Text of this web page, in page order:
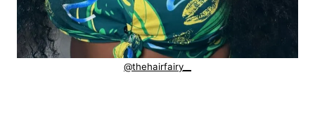
@thehairfairy__